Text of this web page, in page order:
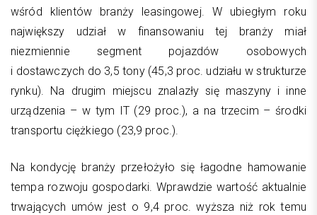
wśród klientów branży leasingowej. W ubiegłym roku
największy udział w finansowaniu tej branży miał
niezmiennie segment pojazdów osobowych
i dostawczych do 3,5 tony (45,3 proc. udziału w strukturze
rynku). Na drugim miejscu znalazły się maszyny i inne
urządzenia – w tym IT (29 proc.), a na trzecim – środki
transportu ciężkiego (23,9 proc.).
Na kondycję branży przełożyło się łagodne hamowanie
tempa rozwoju gospodarki. Wprawdzie wartość aktualnie
trwających umów jest o 9,4 proc. wyższa niż rok temu